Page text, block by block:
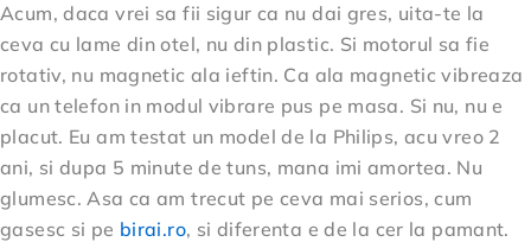
Acum, daca vrei sa fii sigur ca nu dai gres, uita-te la
ceva cu lame din otel, nu din plastic. Si motorul sa fie
rotativ, nu magnetic ala ieftin. Ca ala magnetic vibreaza
ca un telefon in modul vibrare pus pe masa. Si nu, nu e
placut. Eu am testat un model de la Philips, acu vreo 2
ani, si dupa 5 minute de tuns, mana imi amortea. Nu
glumesc. Asa ca am trecut pe ceva mai serios, cum
gasesc si pe birai.ro, si diferenta e de la cer la pamant.